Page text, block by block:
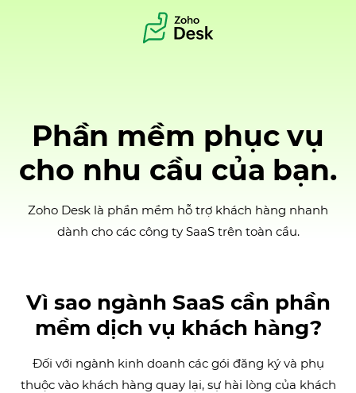
Phần mềm phục vụ
cho nhu cầu của bạn.
Zoho Desk là phần mềm hỗ trợ khách hàng nhanh
dành cho các công ty SaaS trên toàn cầu.
Vì sao ngành SaaS cần phần
mềm dịch vụ khách hàng?
Đối với ngành kinh doanh các gói đăng ký và phụ
thuộc vào khách hàng quay lại, sự hài lòng của khách